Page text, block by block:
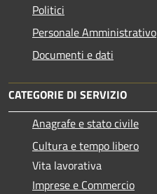
Politici
Personale Amministrativo
Documenti e dati
CATEGORIE DI SERVIZIO
Anagrafe e stato civile
Cultura e tempo libero
Vita lavorativa
Imprese e Commercio